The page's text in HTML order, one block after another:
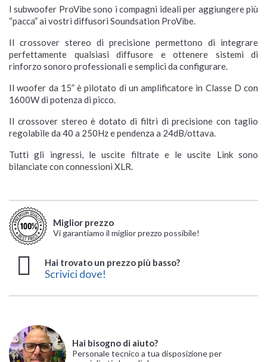
I subwoofer ProVibe sono i compagni ideali per aggiungere più
“pacca” ai vostri diffusori Soundsation ProVibe.
Il crossover stereo di precisione permettono di integrare
perfettamente qualsiasi diffusore e ottenere sistemi di
rinforzo sonoro professionali e semplici da configurare.
Il woofer da 15” è pilotato di un amplificatore in Classe D con
1600W di potenza di picco.
Il crossover stereo è dotato di filtri di precisione con taglio
regolabile da 40 a 250Hz e pendenza a 24dB/ottava.
Tutti gli ingressi, le uscite filtrate e le uscite Link sono
bilanciate con connessioni XLR.
Miglior prezzo
Vi garantiamo il miglior prezzo possibile!
Hai trovato un prezzo più basso?
Scrivici dove!
Hai bisogno di aiuto?
Personale tecnico a tua disposizione per